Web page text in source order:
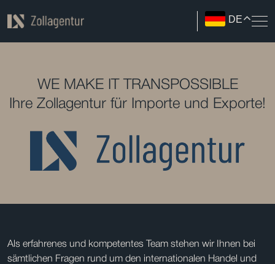
DE
WE MAKE IT TRANSPOSSIBLE
Ihre Zollagentur für Importe und Exporte!
Als erfahrenes und kompetentes Team stehen wir Ihnen bei
sämtlichen Fragen rund um den internationalen Handel und